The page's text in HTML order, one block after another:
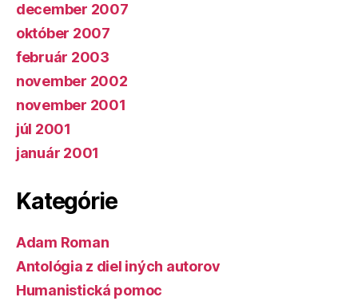
december 2007
október 2007
február 2003
november 2002
november 2001
júl 2001
január 2001
Kategórie
Adam Roman
Antológia z diel iných autorov
Humanistická pomoc